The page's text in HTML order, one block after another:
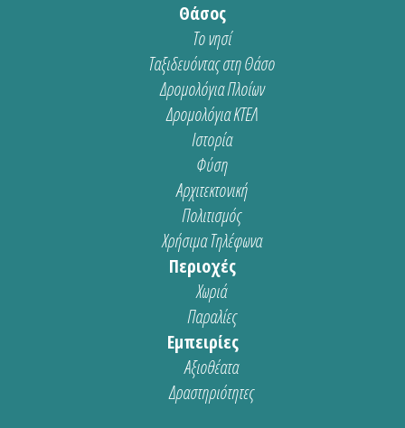
Θάσος
Το νησί
Ταξιδευόντας στη Θάσο
Δρομολόγια Πλοίων
Δρομολόγια ΚΤΕΛ
Ιστορία
Φύση
Αρχιτεκτονική
Πολιτισμός
Χρήσιμα Τηλέφωνα
Περιοχές
Χωριά
Παραλίες
Εμπειρίες
Αξιοθέατα
Δραστηριότητες